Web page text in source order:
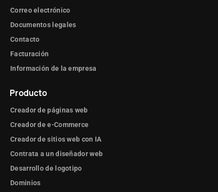
Correo electrónico
Documentos legales
Contacto
Facturación
Información de la empresa
Producto
Creador de páginas web
Creador de e-Commerce
Creador de sitios web con IA
Contrata a un diseñador web
Desarrollo de logotipo
Dominios